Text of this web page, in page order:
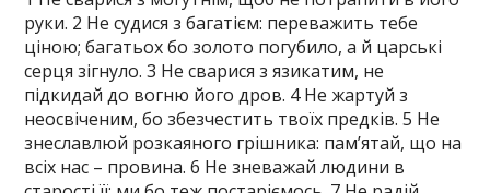
руки. 2 Не судися з багатієм: переважить тебе
ціною; багатьох бо золото погубило, а й царські
серця зігнуло. 3 Не сварися з язикатим, не
підкидай до вогню його дров. 4 Не жартуй з
неосвіченим, бо збезчестить твоїх предків. 5 Не
знеславлюй розкаяного грішника: пам’ятай, що на
всіх нас – провина. 6 Не зневажай людини в